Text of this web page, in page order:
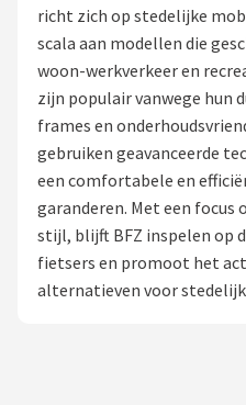
Fietsroutes
Kinderfietsen
Stadsfietsen
Elektrische fietsen
Mountainbikes
Shop
richt zich op stedelijke
scala aan modellen die
woon-werkverkeer en
zijn populair vanwege hun
frames en
gebruiken geavanceerde
een comfortabele en
garanderen. Met een
stijl, blijft BFZ inspelen op
fietsers en promoot het
alternatieven voor